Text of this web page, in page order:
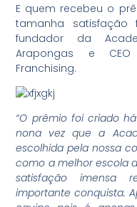
E quem recebeu o
tamanha satisfação
fundador da
Arapongas e
Franchising.
“O prêmio foi criado
nona vez que a
escolhida pela nossa
como a melhor escola
satisfação imensa
importante conquista.